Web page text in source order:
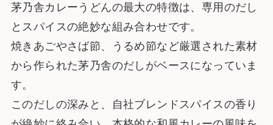
茅乃舎カレーうどんの最大の特徴は、専用のだし
とスパイスの絶妙な組み合わせです。
焼きあごやさば節、うるめ節など厳選された素材
から作られた茅乃舎のだしがベースになっていま
す。
このだしの深みと、自社ブレンドスパイスの香り